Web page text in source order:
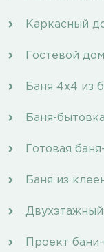
Каркасный
Гостевой
Баня 4х4 из
Баня-
Готовая
Баня из
Проект